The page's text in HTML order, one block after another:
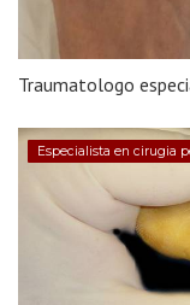
Traumatologo
Especialista en cirugia